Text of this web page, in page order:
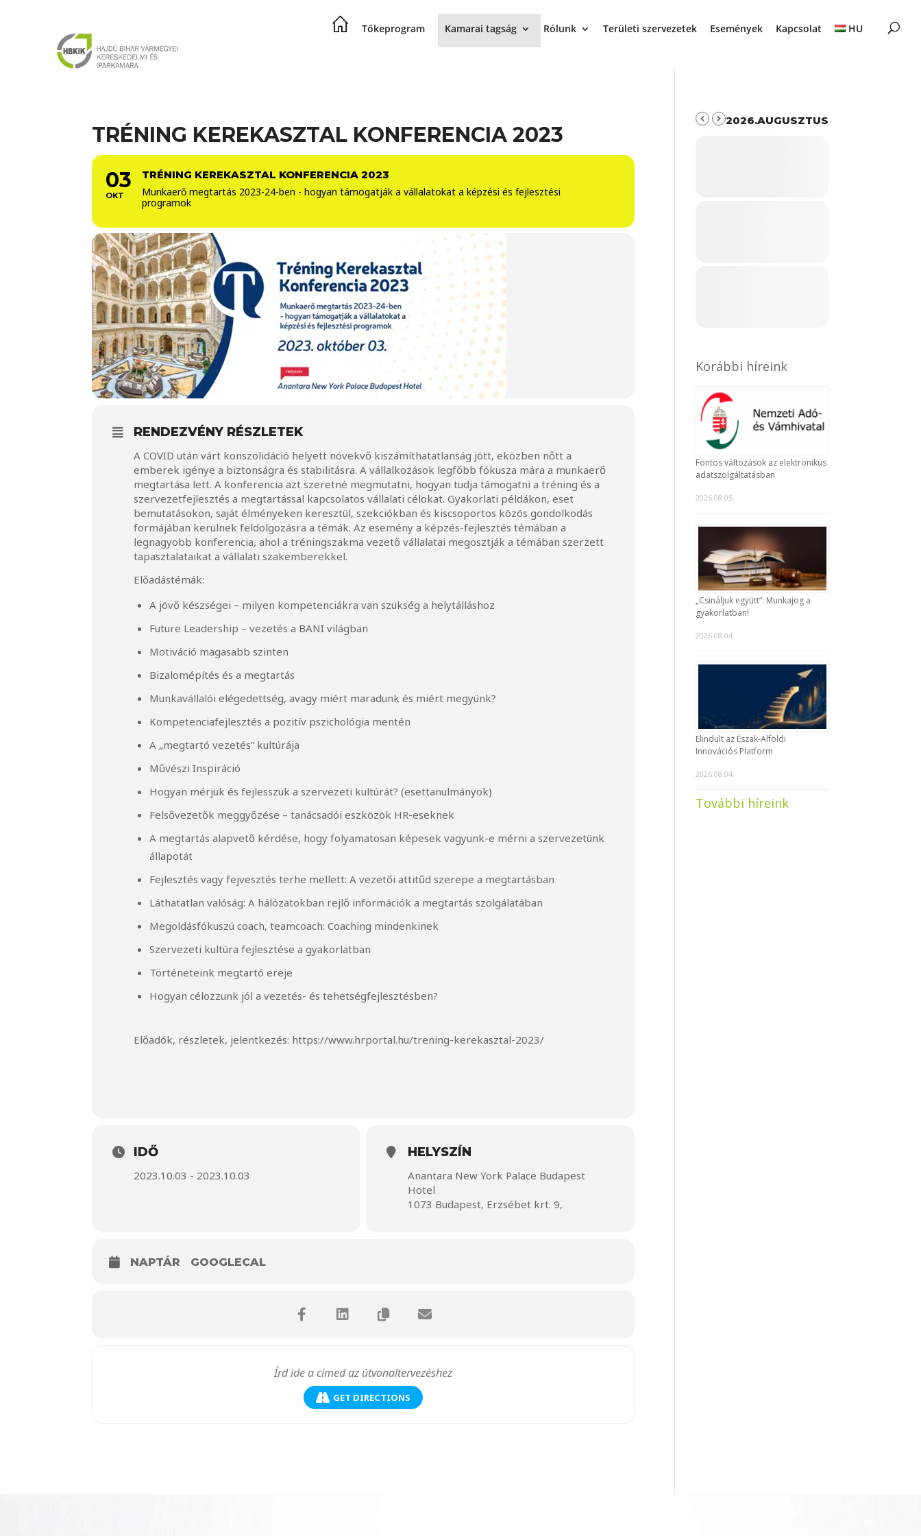
Tőkeprogram Kamarai tagság Rólunk Területi szervezetek Események Kapcsolat HU
TRÉNING KEREKASZTAL KONFERENCIA 2023
03
OKT
TRÉNING KEREKASZTAL KONFERENCIA 2023
Munkaerő megtartás 2023-24-ben - hogyan támogatják a vállalatokat a képzési és fejlesztési
programok
RENDEZVÉNY RÉSZLETEK
A COVID után várt konszolidáció helyett növekvő kiszámíthatatlanság jött, eközben nőtt a
emberek igénye a biztonságra és stabilitásra. A vállalkozások legfőbb fókusza mára a munkaerő
megtartása lett. A konferencia azt szeretné megmutatni, hogyan tudja támogatni a tréning és a
szervezetfejlesztés a megtartással kapcsolatos vállalati célokat. Gyakorlati példákon, eset
bemutatásokon, saját élményeken keresztül, szekciókban és kiscsoportos közös gondolkodás
formájában kerülnek feldolgozásra a témák. Az esemény a képzés-fejlesztés témában a
legnagyobb konferencia, ahol a tréningszakma vezető vállalatai megosztják a témában szerzett
tapasztalataikat a vállalati szakemberekkel.
Előadástémák:
A jövő készségei – milyen kompetenciákra van szükség a helytálláshoz
Future Leadership – vezetés a BANI világban
Motiváció magasabb szinten
Bizalomépítés és a megtartás
Munkavállalói elégedettség, avagy miért maradunk és miért megyünk?
Kompetenciafejlesztés a pozitív pszichológia mentén
A „megtartó vezetés” kultúrája
Művészi Inspiráció
Hogyan mérjük és fejlesszük a szervezeti kultúrát? (esettanulmányok)
Felsővezetők meggyőzése – tanácsadói eszközök HR-eseknek
A megtartás alapvető kérdése, hogy folyamatosan képesek vagyunk-e mérni a szervezetünk
állapotát
Fejlesztés vagy fejvesztés terhe mellett: A vezetői attitűd szerepe a megtartásban
Láthatatlan valóság: A hálózatokban rejlő információk a megtartás szolgálatában
Megoldásfókuszú coach, teamcoach: Coaching mindenkinek
Szervezeti kultúra fejlesztése a gyakorlatban
Történeteink megtartó ereje
Hogyan célozzunk jól a vezetés- és tehetségfejlesztésben?
Előadók, részletek, jelentkezés: https://www.hrportal.hu/trening-kerekasztal-2023/
IDŐ
2023.10.03 - 2023.10.03
HELYSZÍN
Anantara New York Palace Budapest
Hotel
1073 Budapest, Erzsébet krt. 9,
NAPTÁR GOOGLECAL
GET DIRECTIONS
2026.AUGUSZTUS
Korábbi híreink
Fontos változások az elektronikus
adatszolgáltatásban
2026.08.05.
„Csináljuk együtt”: Munkajog a
gyakorlatban!
2026.08.04.
Elindult az Észak-Alföldi
Innovációs Platform
2026.08.04.
További híreink